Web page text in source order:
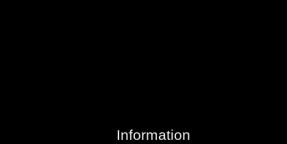
Information